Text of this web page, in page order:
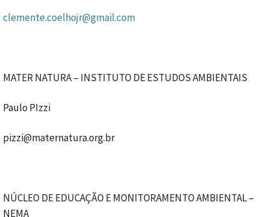
clemente.coelhojr@gmail.com
MATER NATURA – INSTITUTO DE ESTUDOS AMBIENTAIS
Paulo PIzzi
pizzi@maternatura.org.br
NÚCLEO DE EDUCAÇÃO E MONITORAMENTO AMBIENTAL –
NEMA